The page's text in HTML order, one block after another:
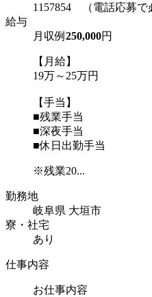
1157854 （電話応募で
給与
月収例 250,000円
【月給】
19万～25万円
【手当】
■残業手当
■深夜手当
■休日出勤手当
※残業20...
勤務地
岐阜県 大垣市
寮・社宅
あり
仕事内容
お仕事内容